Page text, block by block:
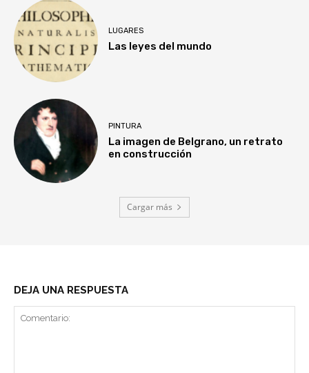
LUGARES
Las leyes del mundo
PINTURA
La imagen de Belgrano, un retrato
en construcción
Cargar más
DEJA UNA RESPUESTA